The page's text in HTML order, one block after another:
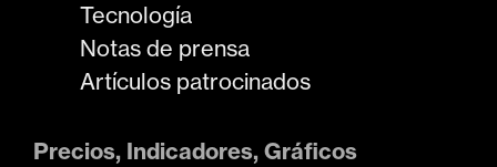
Tecnología
Notas de prensa
Artículos patrocinados
Precios, Indicadores, Gráficos